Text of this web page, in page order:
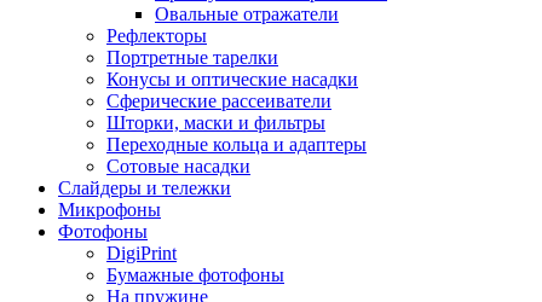
Овальные отражатели
Рефлекторы
Портретные тарелки
Конусы и оптические насадки
Сферические рассеиватели
Шторки, маски и фильтры
Переходные кольца и адаптеры
Сотовые насадки
Слайдеры и тележки
Микрофоны
Фотофоны
DigiPrint
Бумажные фотофоны
На пружине